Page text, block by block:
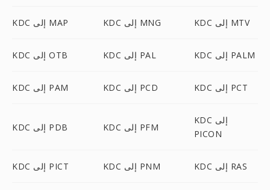
KDC إلى MAP KDC إلى MNG KDC إلى MTV
KDC إلى OTB KDC إلى PAL KDC إلى PALM
KDC إلى PAM KDC إلى PCD KDC إلى PCT
KDC إلى PDB KDC إلى PFM
KDC إلى
PICON
KDC إلى PICT KDC إلى PNM KDC إلى RAS